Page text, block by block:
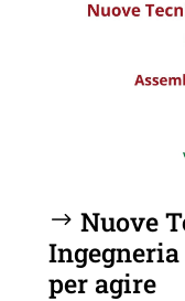
Nuove
Ingegneria
per agire